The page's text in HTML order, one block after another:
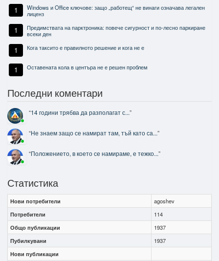
1
Windows и Office ключове: защо „работещ“ не винаги означава легален
лиценз
1
Предимствата на парктроника: повече сигурност и по-лесно паркиране
всеки ден
1 Кога таксито е правилното решение и кога не е
1 Оставената кола в центъра не е решен проблем
Последни коментари
“14 години трябва да разполагат с...”
“Не знаем защо се намират там, тъй като са...”
“Положението, в което се намираме, е тежко...”
Статистика
Нови потребители
agoshev
Потребители
114
Общо публикации
1937
Пубилкувани
1937
Нови публикации